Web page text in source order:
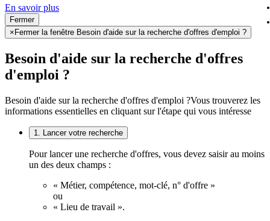
En savoir plus
Fermer
× Fermer la fenêtre Besoin d'aide sur la recherche d'offres d'emploi ?
Besoin d'aide sur la recherche d'offres
d'emploi ?
Besoin d'aide sur la recherche d'offres d'emploi ?Vous trouverez les
informations essentielles en cliquant sur l'étape qui vous intéresse
1. Lancer votre recherche
Pour lancer une recherche d'offres, vous devez saisir au moins
un des deux champs :
« Métier, compétence, mot-clé, n° d'offre »
ou
« Lieu de travail ».